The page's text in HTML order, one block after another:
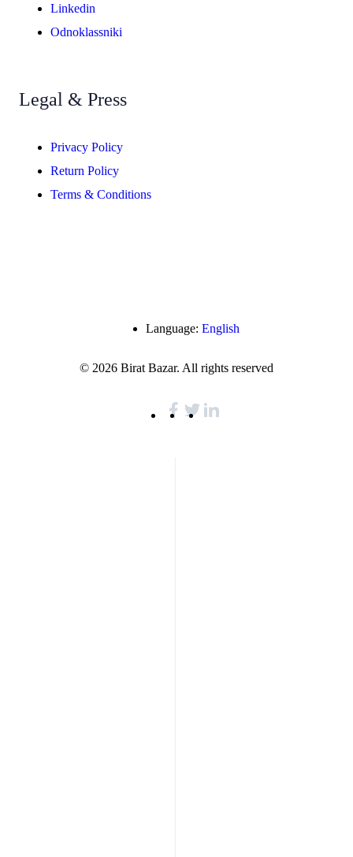
Linkedin
Odnoklassniki
Legal & Press
Privacy Policy
Return Policy
Terms & Conditions
Language: English
© 2026 Birat Bazar. All rights reserved